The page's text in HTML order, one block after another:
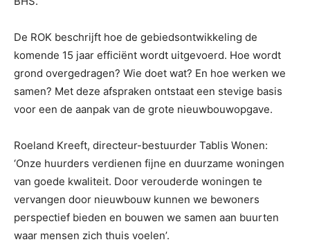
De ROK beschrijft hoe de gebiedsontwikkeling de
komende 15 jaar efficiënt wordt uitgevoerd. Hoe wordt
grond overgedragen? Wie doet wat? En hoe werken we
samen? Met deze afspraken ontstaat een stevige basis
voor een de aanpak van de grote nieuwbouwopgave.
Roeland Kreeft, directeur-bestuurder Tablis Wonen:
‘Onze huurders verdienen fijne en duurzame woningen
van goede kwaliteit. Door verouderde woningen te
vervangen door nieuwbouw kunnen we bewoners
perspectief bieden en bouwen we samen aan buurten
waar mensen zich thuis voelen’.